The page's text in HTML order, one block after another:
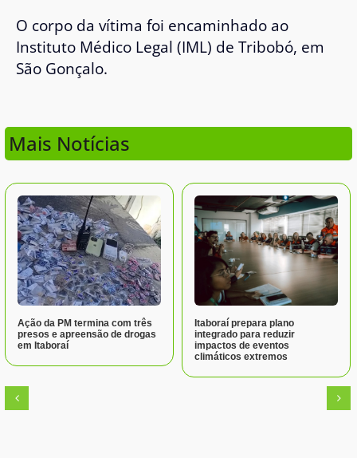
O corpo da vítima foi encaminhado ao
Instituto Médico Legal (IML) de Tribobó, em
São Gonçalo.
Mais Notícias
Ação da PM termina com três
presos e apreensão de drogas
em Itaboraí
Itaboraí prepara plano
integrado para reduzir
impactos de eventos
climáticos extremos